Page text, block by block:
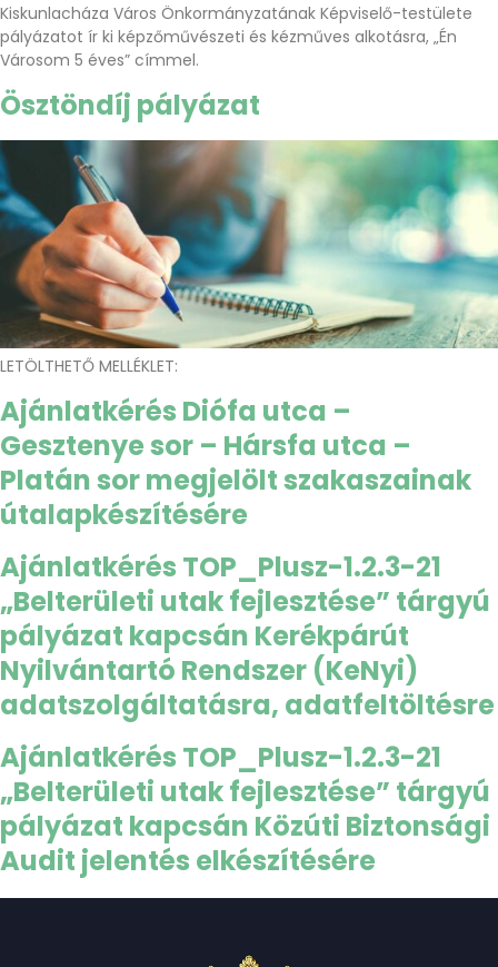
Kiskunlacháza Város Önkormányzatának Képviselő-testülete
pályázatot ír ki képzőművészeti és kézműves alkotásra, „Én
Városom 5 éves” címmel.
Ösztöndíj pályázat
LETÖLTHETŐ MELLÉKLET:
Ajánlatkérés Diófa utca –
Gesztenye sor – Hársfa utca –
Platán sor megjelölt szakaszainak
útalapkészítésére
Ajánlatkérés TOP_Plusz-1.2.3-21
„Belterületi utak fejlesztése” tárgyú
pályázat kapcsán Kerékpárút
Nyilvántartó Rendszer (KeNyi)
adatszolgáltatásra, adatfeltöltésre
Ajánlatkérés TOP_Plusz-1.2.3-21
„Belterületi utak fejlesztése” tárgyú
pályázat kapcsán Közúti Biztonsági
Audit jelentés elkészítésére